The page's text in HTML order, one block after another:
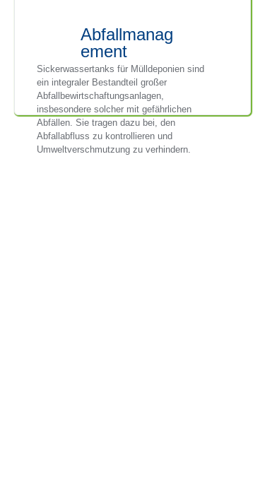
Abfallmanag
ement
Sickerwassertanks für Mülldeponien sind
ein integraler Bestandteil großer
Abfallbewirtschaftungsanlagen,
insbesondere solcher mit gefährlichen
Abfällen. Sie tragen dazu bei, den
Abfallabfluss zu kontrollieren und
Umweltverschmutzung zu verhindern.